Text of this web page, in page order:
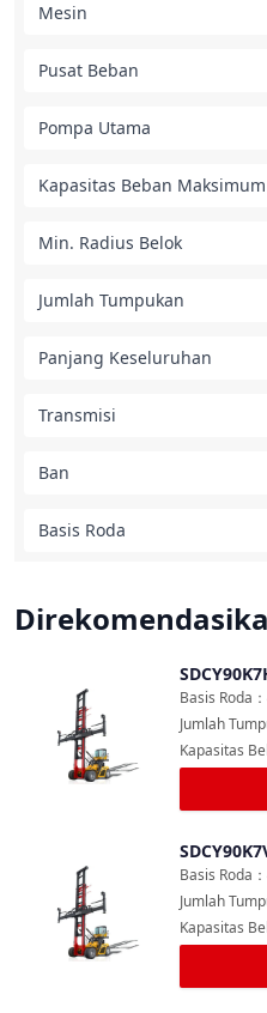
Mesin
Pusat Beban
Pompa Utama
Kapasitas Beban Maksimum
Min. Radius Belok
Jumlah Tumpukan
Panjang Keseluruhan
Transmisi
Ban
Basis Roda
Bandingkan
Basis Roda ：
Jumlah
Kapasitas
Bandingkan
Basis Roda ：
Jumlah
Kapasitas